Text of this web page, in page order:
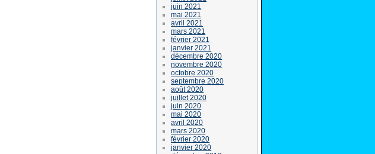
juin 2021
mai 2021
avril 2021
mars 2021
février 2021
janvier 2021
décembre 2020
novembre 2020
octobre 2020
septembre 2020
août 2020
juillet 2020
juin 2020
mai 2020
avril 2020
mars 2020
février 2020
janvier 2020